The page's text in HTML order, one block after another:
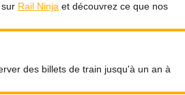
Rail Ninja et découvrez ce que nos
des billets de train jusqu'à un an à